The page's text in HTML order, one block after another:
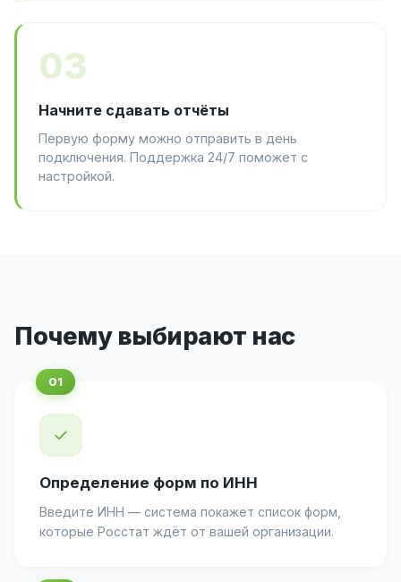
03
Начните сдавать отчёты
Первую форму можно отправить в день
подключения. Поддержка 24/7 поможет с
настройкой.
Почему выбирают нас
✓
Определение форм по ИНН
Введите ИНН — система покажет список форм,
которые Росстат ждёт от вашей организации.